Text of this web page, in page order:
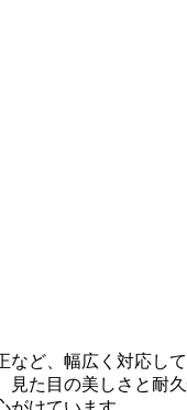
ど、幅広く対応して
た目の美しさと耐